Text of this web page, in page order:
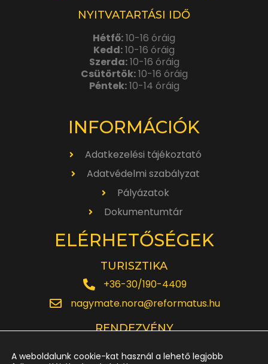
NYITVATARTÁSI IDŐ
Hétfő:10-16 óráig
Kedd:10-16 óráig
Szerda:10-16 óráig
Csütörtök:10-16 óráig
Péntek:10-14 óráig
INFORMÁCIÓK
Adatkezelési tájékoztató
Adatvédelmi szabályzat
Pályázatok
Dokumentumtár
ELÉRHETŐSÉGEK
TURISZTIKA
+36-30/190-4409
nagymate.nora@reformatus.hu
RENDEZVÉNY
A weboldalunk cookie-kat használ a lehető legjobb